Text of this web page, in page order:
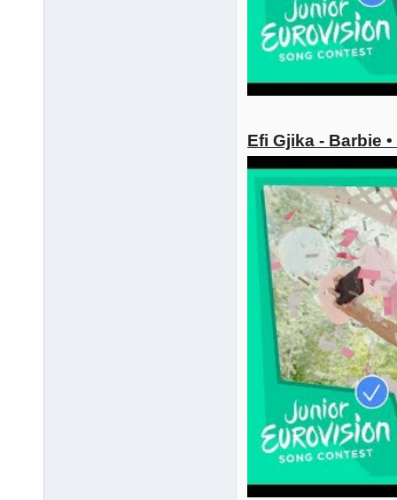
Efi Gjika - Barbie